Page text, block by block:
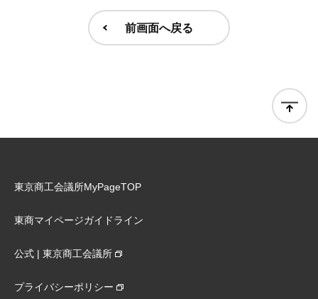
前画面へ戻る
東京商工会議所MyPageTOP
東商マイページガイドライン
公式 | 東京商工会議所
プライバシーポリシー